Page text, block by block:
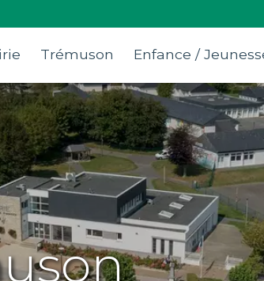
Trémuson Enfance /